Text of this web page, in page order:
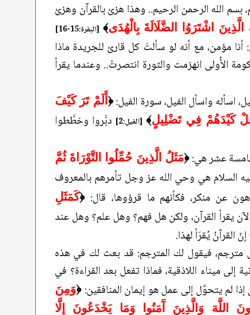
بسم الله الرحمن الرحيم.. وهذا هزئ بالقرآن وهزئ
الَّذِينَ اشْتَرَوُا الضَّلَالَةَ بِالْهُدَى﴾ [البقرة:15-16]
أنا مؤمن، مع أنه لو سألتَ كل قارئ للجريدة ماذا
انهزمت والثورة انتصرتْ.. وعندما يقرأ
اسأله واسأل الفيل، سورة الفيل:﴿ أَلَمْ تَرَ كَيْفَ
كَيْدَهُمْ فِي تَضْلِيلٍ﴾ [الفيل:2]
دبَّروا وخطَّطوا
عشر هي:﴿مَثَلُ الَّذِينَ حُمِّلُوا التَّوْرَاةَ ثُمَّ
السلام هي وحي الله عز وجل تأمرهم بالمعروف
عن منكر، فكأنهم ما قرؤوها، قال: ﴿كَمَثَلِ
يقرأ القرآن، ولكن هل فهم؟ وهل علم؟ وهل عند
القرآنُ يُقرَأ لهذا.
مترجم، فيقول لك المترجم: قد بعث لك في هذه
ميناء اللاذقية، فماذا تفعل بعد القراءة؟ في
لم يتحوَّل إلى عمل هو إيمان المنافقين: ﴿وَمِنَ
بِاللَّهِ وَبِالْيَوْمِ الآخِرِ وَمَا هُمْ بِمُؤْمِنِينَ (8) يُخَادِعُونَ اللَّهَ وَالَّذِينَ آَمَنُوا وَمَا يَخْدَعُونَ إِلَّا